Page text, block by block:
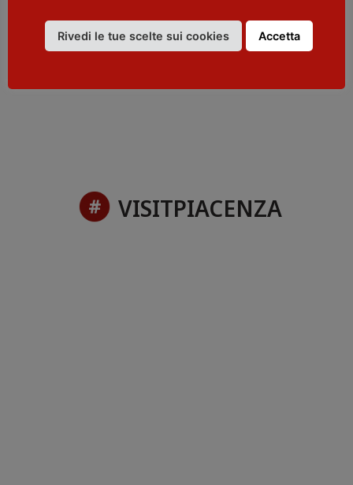
iat@comune.piacenza.it
TELEFONO
VISITPIACENZA
Rivedi le tue scelte sui cookies Accetta